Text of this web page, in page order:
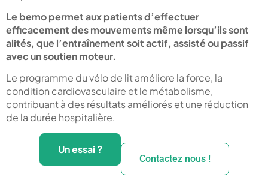
Le bemo permet aux patients d’effectuer
efficacement des mouvements même lorsqu’ils sont
alités, que l’entraînement soit actif, assisté ou passif
avec un soutien moteur.
Le programme du vélo de lit améliore la force, la
condition cardiovasculaire et le métabolisme,
contribuant à des résultats améliorés et une réduction
de la durée hospitalière.
Un essai ?
Contactez nous !